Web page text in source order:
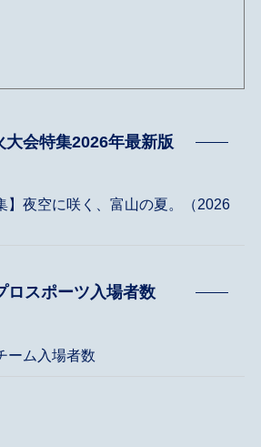
大会特集2026年最新版
】夜空に咲く、富山の夏。（2026
ロスポーツ入場者数
ーム入場者数